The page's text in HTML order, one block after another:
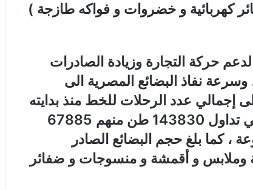
كهربائية و خضروات و فواكه طازجة )
حركة التجارة وزيادة الصادرات
نفاذ البضائع المصرية الى
إجمالي عدد الرحلات للخط منذ بدايته
حتى الاًن والتي بلغت 60 رحلة بإجمالي تداول 143830 طن منهم 67885
، كما بلغ حجم البضائع الصادر
وملابس و أقمشة و منسوجات و ضفائر